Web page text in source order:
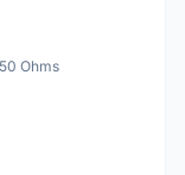
Ohms